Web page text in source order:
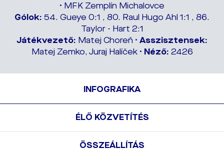
• MFK Zemplín Michalovce
Gólok: 54. Gueye 0:1 , 80. Raul Hugo Ahl 1:1 , 86.
Taylor - Hart 2:1
Játékvezető: Matej Choreň • Asszisztensek:
Matej Zemko, Juraj Halíček • Néző: 2426
INFOGRAFIKA
ÉLŐ KÖZVETÍTÉS
ÖSSZEÁLLÍTÁS